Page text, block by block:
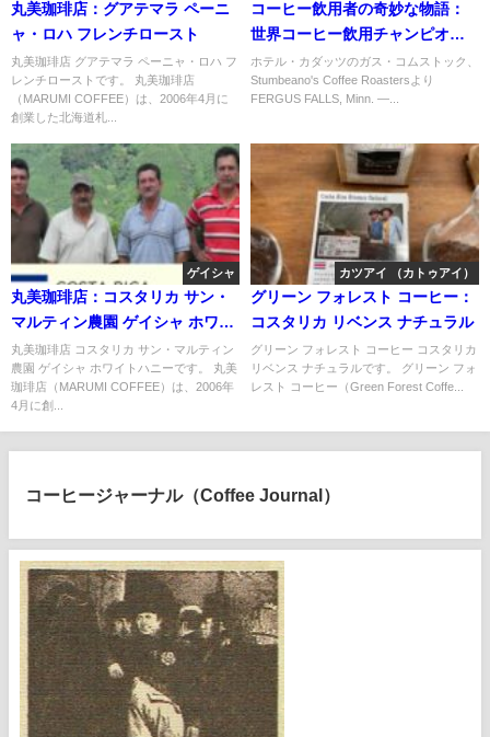
丸美珈琲店：グアテマラ ペーニ
ャ・ロハ フレンチロースト
丸美珈琲店 グアテマラ ペーニャ・ロハ フ
レンチローストです。 丸美珈琲店
（MARUMI COFFEE）は、2006年4月に
創業した北海道札...
コーヒー飲用者の奇妙な物語：
世界コーヒー飲用チャンピオン
のガス・コムストック
ホテル・カダッツのガス・コムストック、
Stumbeano's Coffee Roastersより
FERGUS FALLS, Minn. —...
ゲイシャ
丸美珈琲店：コスタリカ サン・
マルティン農園 ゲイシャ ホワイ
トハニー
丸美珈琲店 コスタリカ サン・マルティン
農園 ゲイシャ ホワイトハニーです。 丸美
珈琲店（MARUMI COFFEE）は、2006年
4月に創...
カツアイ （カトゥアイ）
グリーン フォレスト コーヒー：
コスタリカ リベンス ナチュラル
グリーン フォレスト コーヒー コスタリカ
リベンス ナチュラルです。 グリーン フォ
レスト コーヒー（Green Forest Coffe...
コーヒージャーナル（Coffee Journal）